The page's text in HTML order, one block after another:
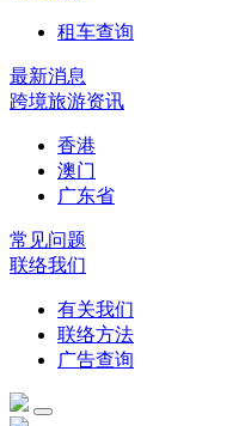
租车查询
最新消息
跨境旅游资讯
香港
澳门
广东省
常见问题
联络我们
有关我们
联络方法
广告查询